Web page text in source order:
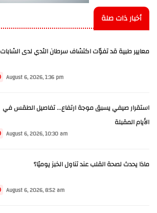
أخبار ذات صلة
معايير طبية قد تفوّت اكتشاف سرطان الثدي لدى الشابات
August 6, 2026, 1:36 pm
استقرار صيفي يسبق موجة ارتفاع... تفاصيل الطقس في
الأيام المقبلة
August 6, 2026, 10:30 am
ماذا يحدث لصحة القلب عند تناول الخبز يوميًا؟
August 6, 2026, 8:52 am